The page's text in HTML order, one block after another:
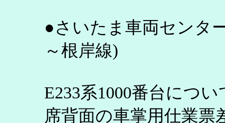
●さいたま車両センタ
～根岸線)
E233系1000番台につ
席背面の車掌用仕業